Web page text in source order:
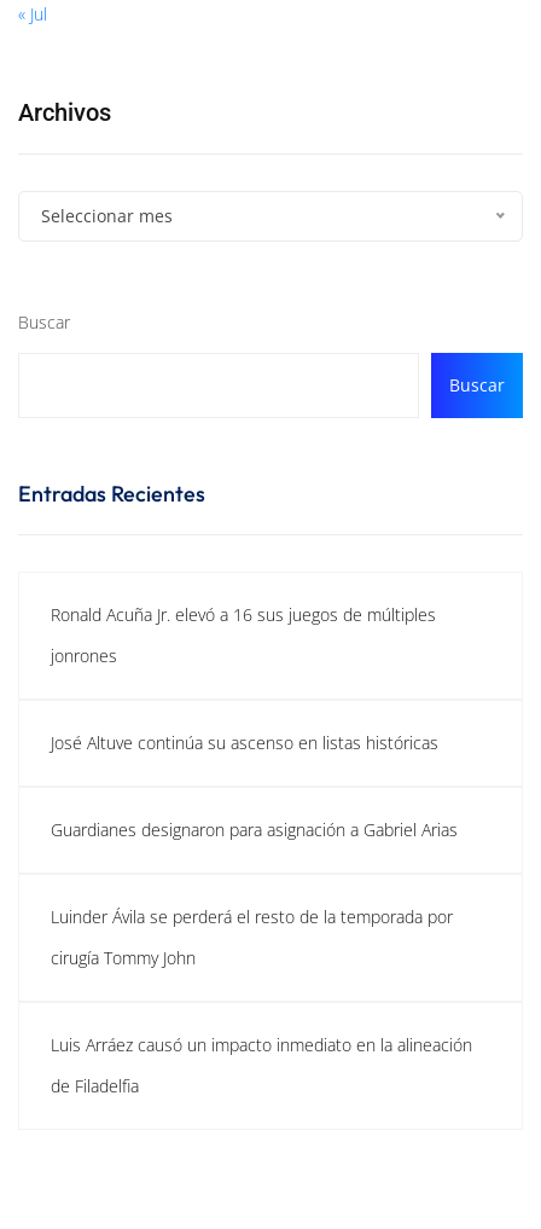
« Jul
Archivos
Seleccionar mes
Buscar
Buscar
Entradas Recientes
Ronald Acuña Jr. elevó a 16 sus juegos de múltiples
jonrones
José Altuve continúa su ascenso en listas históricas
Guardianes designaron para asignación a Gabriel Arias
Luinder Ávila se perderá el resto de la temporada por
cirugía Tommy John
Luis Arráez causó un impacto inmediato en la alineación
de Filadelfia